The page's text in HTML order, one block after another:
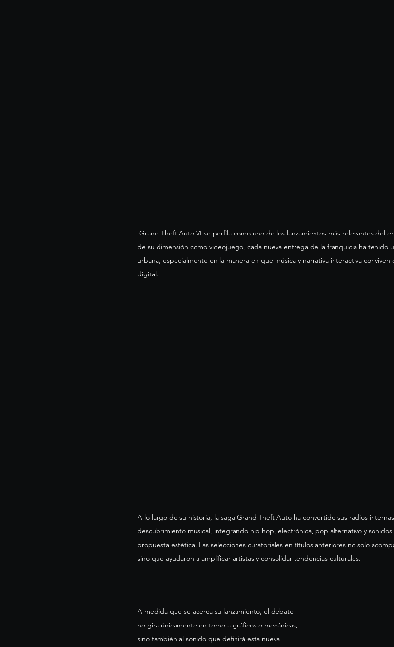
de su dimensión como videojuego, cada nueva entrega de la franquicia ha tenido
urbana, especialmente en la manera en que música y narrativa interactiva
digital.
A lo largo de su historia, la saga Grand Theft Auto ha convertido sus radios
descubrimiento musical, integrando hip hop, electrónica, pop alternativo y
propuesta estética. Las selecciones curatoriales en títulos anteriores no solo
sino que ayudaron a amplificar artistas y consolidar tendencias culturales.
A medida que se acerca su lanzamiento, el debate
no gira únicamente en torno a gráficos o mecánicas,
sino también al sonido que definirá esta nueva